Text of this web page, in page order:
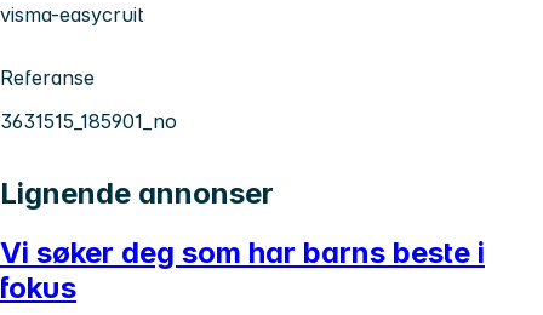
visma-easycruit
Referanse
3631515_185901_no
Lignende annonser
Vi søker deg som har barns beste i
fokus